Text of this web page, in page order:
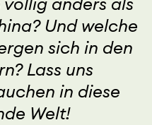
Und welche
sich in den
Lass uns
in diese
Welt!